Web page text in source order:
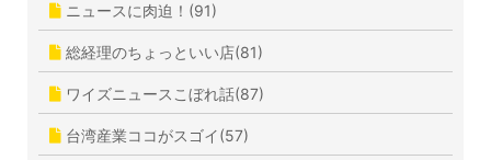
ニュースに肉迫！(91)
総経理のちょっといい店(81)
ワイズニュースこぼれ話(87)
台湾産業ココがスゴイ(57)